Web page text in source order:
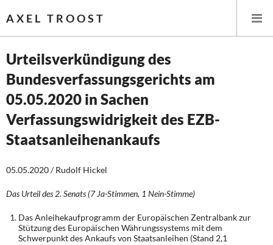
AXEL TROOST
Startseite
Themen
Leitlinien linker Wirtschafts- und Finanzpolitik
Wirtschaftspolitik
Steuer- und Finanzpolitik
Öffentliche Infrastruktur und Daseinsvorsorge
Urteilsverkündigung des
Bundesverfassungsgerichts am
05.05.2020 in Sachen
Verfassungswidrigkeit des EZB-
Staatsanleihenankaufs
05.05.2020 / Rudolf Hickel
Das Urteil des 2. Senats (7 Ja-Stimmen, 1 Nein-Stimme)
Das Anleihekaufprogramm der Europäischen Zentralbank zur
Stützung des Europäischen Währungssystems mit dem
Schwerpunkt des Ankaufs von Staatsanleihen (Stand 2,1